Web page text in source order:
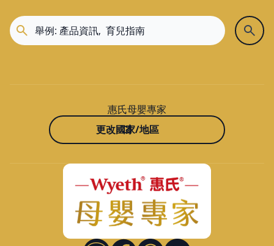
惠氏母嬰專家
更改國家/地區